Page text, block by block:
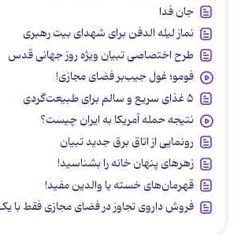
جان فدا
نماز لیله الدفن برای شهدای بیت رهبری
طرح اختصاصی تبیان ویژه روز جهانی قدس
فومو؛ غول جیب‌بر فضای مجازی!
۵ غذای سریع و سالم برای طبیعت‌گردی
نتیجه حمله آمریکا به ایران چیست؟
رونمایی از اتاق برق جدید تبیان
زهرهای پنهان خانه را بشناسید!
قهرمان‌های خسته یا والدین مفید!
فروش داروی تجاوز در فضای مجازی فقط با